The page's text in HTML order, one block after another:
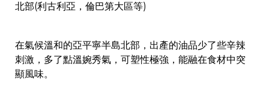
北部(利古利亞，倫巴第大區等)
在氣候溫和的亞平寧半島北部，出產的油品少了些辛辣
刺激，多了點溫婉秀氣，可塑性極強，能融在食材中突
顯風味。